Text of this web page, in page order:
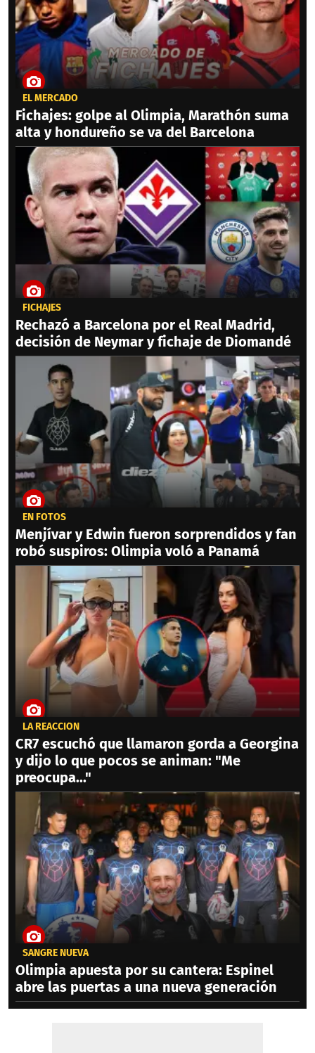
EL MERCADO
Fichajes: golpe al Olimpia, Marathón suma
alta y hondureño se va del Barcelona
FICHAJES
Rechazó a Barcelona por el Real Madrid,
decisión de Neymar y fichaje de Diomandé
EN FOTOS
Menjívar y Edwin fueron sorprendidos y fan
robó suspiros: Olimpia voló a Panamá
LA REACCIÓN
CR7 escuchó que llamaron gorda a Georgina
y dijo lo que pocos se animan: "Me
preocupa..."
SANGRE NUEVA
Olimpia apuesta por su cantera: Espinel
abre las puertas a una nueva generación